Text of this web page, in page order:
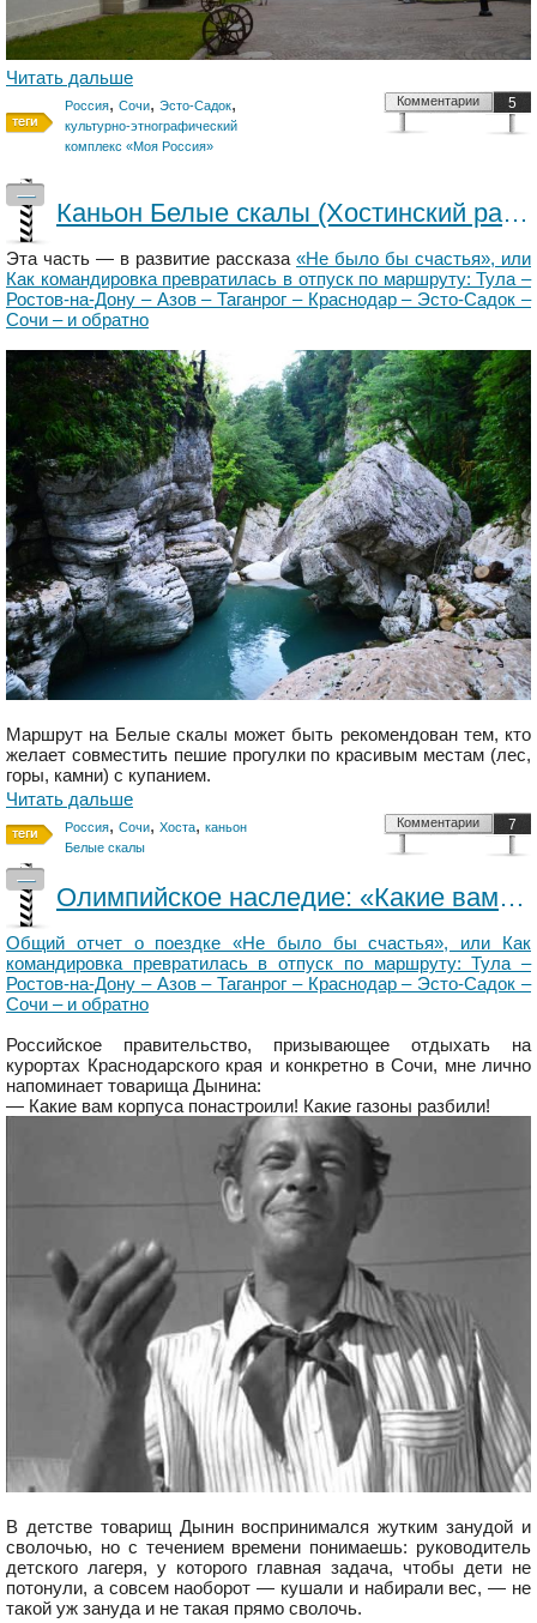
Читать дальше
Россия, Сочи, Эсто-Садок,
культурно-этнографический
комплекс «Моя Россия»
5
Комментарии
—
Каньон Белые скалы (Хостинский район)
Эта часть — в развитие рассказа «Не было бы счастья», или
Как командировка превратилась в отпуск по маршруту: Тула –
Ростов-на-Дону – Азов – Таганрог – Краснодар – Эсто-Садок –
Сочи – и обратно
Маршрут на Белые скалы может быть рекомендован тем, кто
желает совместить пешие прогулки по красивым местам (лес,
горы, камни) с купанием.
Читать дальше
Россия, Сочи, Хоста, каньон
Белые скалы
7
Комментарии
—
Олимпийское наследие: «Какие вам корпуса понастроили!» (Эсто-Садок и Красная Поляна)
Общий отчет о поездке «Не было бы счастья», или Как
командировка превратилась в отпуск по маршруту: Тула –
Ростов-на-Дону – Азов – Таганрог – Краснодар – Эсто-Садок –
Сочи – и обратно
Российское правительство, призывающее отдыхать на
курортах Краснодарского края и конкретно в Сочи, мне лично
напоминает товарища Дынина:
— Какие вам корпуса понастроили! Какие газоны разбили!
В детстве товарищ Дынин воспринимался жутким занудой и
сволочью, но с течением времени понимаешь: руководитель
детского лагеря, у которого главная задача, чтобы дети не
потонули, а совсем наоборот — кушали и набирали вес, — не
такой уж зануда и не такая прямо сволочь.